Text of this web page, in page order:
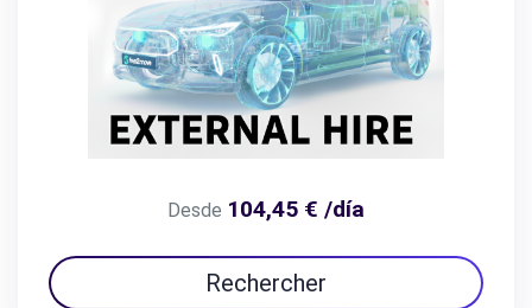
Desde 104,45 € /día
Rechercher